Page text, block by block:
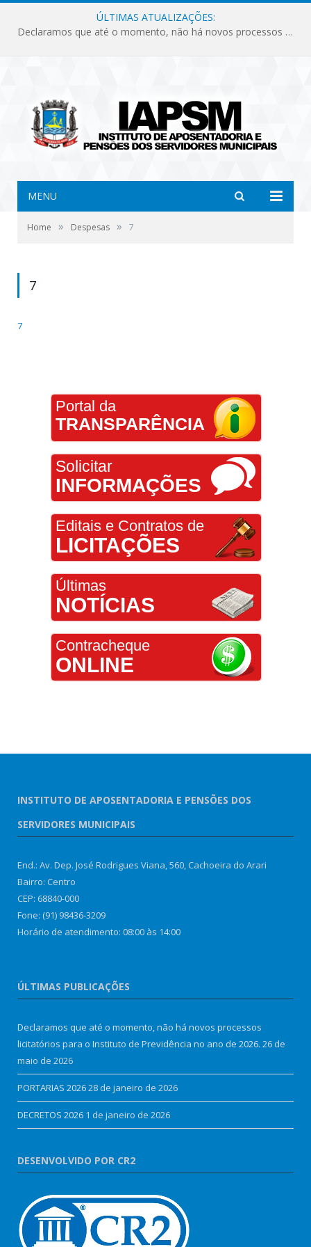
ÚLTIMAS ATUALIZAÇÕES:
Declaramos que até o momento, não há novos processos licitatórios para o Instituto de Previdência no ano de 2026.
MENU
Home » Despesas » 7
7
7
Portal da
TRANSPARÊNCIA
Solicitar
INFORMAÇÕES
Editais e Contratos de
LICITAÇÕES
Últimas
NOTÍCIAS
Contracheque
ONLINE
INSTITUTO DE APOSENTADORIA E PENSÕES DOS
SERVIDORES MUNICIPAIS
End.: Av. Dep. José Rodrigues Viana, 560, Cachoeira do Arari
Bairro: Centro
CEP: 68840-000
Fone: (91) 98436-3209
Horário de atendimento: 08:00 às 14:00
ÚLTIMAS PUBLICAÇÕES
Declaramos que até o momento, não há novos processos
licitatórios para o Instituto de Previdência no ano de 2026. 26 de
maio de 2026
PORTARIAS 202628 de janeiro de 2026
DECRETOS 2026 1 de janeiro de 2026
DESENVOLVIDO POR CR2